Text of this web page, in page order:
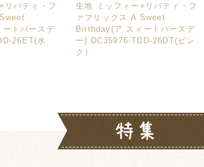
リバティ・フ
トバースデ
26ET(水
生地 ミッフィー×リバティ・フ
ァブリックス A Sweet
Birthday(ア スィートバースデ
ー) DC35976-TDD-26DT(ピン
ク）